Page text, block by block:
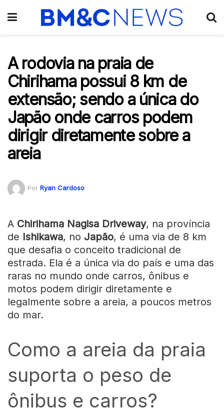
A rodovia na praia de
Chirihama possui 8 km de
extensão; sendo a única do
Japão onde carros podem
dirigir diretamente sobre a
areia
Por Ryan Cardoso
A Chirihama Nagisa Driveway, na província
de Ishikawa, no Japão, é uma via de 8 km
que desafia o conceito tradicional de
estrada. Ela é a única via do país e uma das
raras no mundo onde carros, ônibus e
motos podem dirigir diretamente e
legalmente sobre a areia, a poucos metros
do mar.
Como a areia da praia
suporta o peso de
ônibus e carros?